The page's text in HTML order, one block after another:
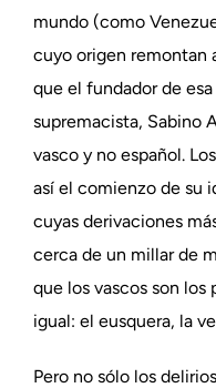
mundo (como
cuyo origen remontan
que el fundador de
supremacista, Sabino
vasco y no español.
así el comienzo de su
cuyas derivaciones
cerca de un millar de
que los vascos son los
igual: el eusquera, la
Pero no sólo los